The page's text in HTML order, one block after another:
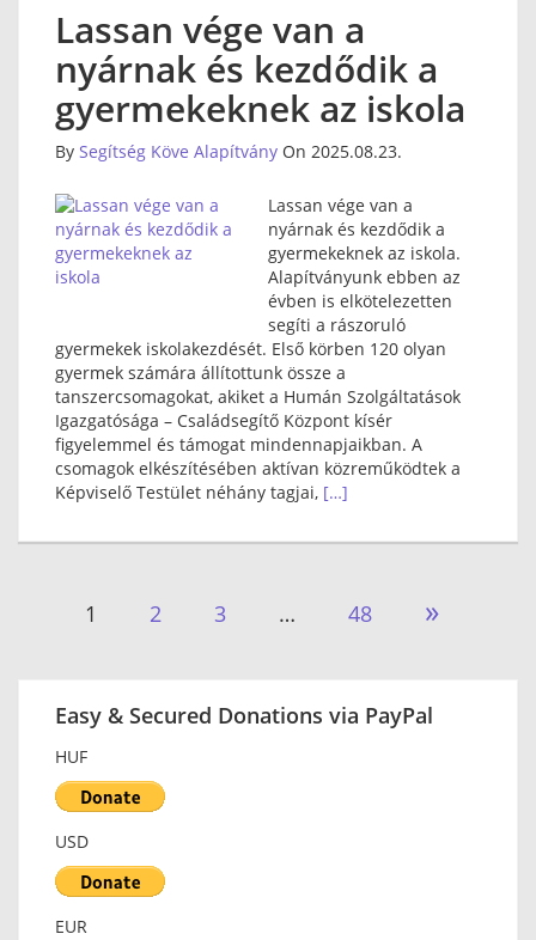
Lassan vége van a
nyárnak és kezdődik a
gyermekeknek az iskola
By Segítség Köve Alapítvány On 2025.08.23.
Lassan vége van a
nyárnak és kezdődik a
gyermekeknek az iskola.
Alapítványunk ebben az
évben is elkötelezetten
segíti a rászoruló
gyermekek iskolakezdését. Első körben 120 olyan
gyermek számára állítottunk össze a
tanszercsomagokat, akiket a Humán Szolgáltatások
Igazgatósága – Családsegítő Központ kísér
figyelemmel és támogat mindennapjaikban. A
csomagok elkészítésében aktívan közreműködtek a
Képviselő Testület néhány tagjai, […]
Bejegyzések
1 2 3 … 48 »
Easy & Secured Donations via PayPal
HUF
USD
EUR